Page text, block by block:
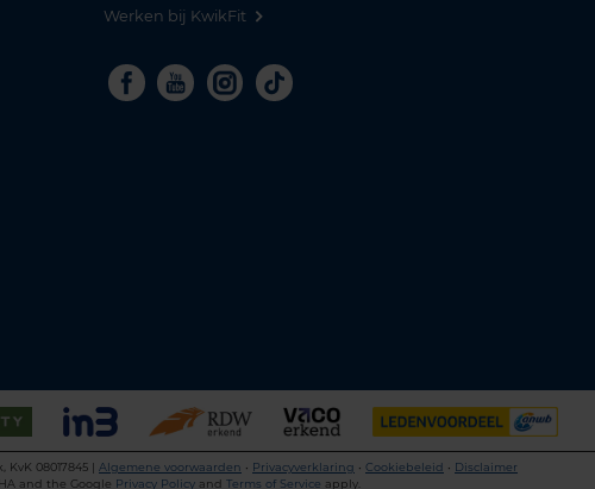
Werken bij KwikFit
Facebook
YoutubeInstagram
Tiktok
08017845 | Algemene voorwaarden • Privacyverklaring • Cookiebeleid • Disclaimer
and the Google Privacy Policy and Terms of Service apply.